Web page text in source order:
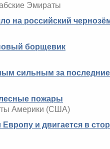
Эмираты
на российский
борщевик
сильным за последние
пожары
Америки (США)
и двигается в